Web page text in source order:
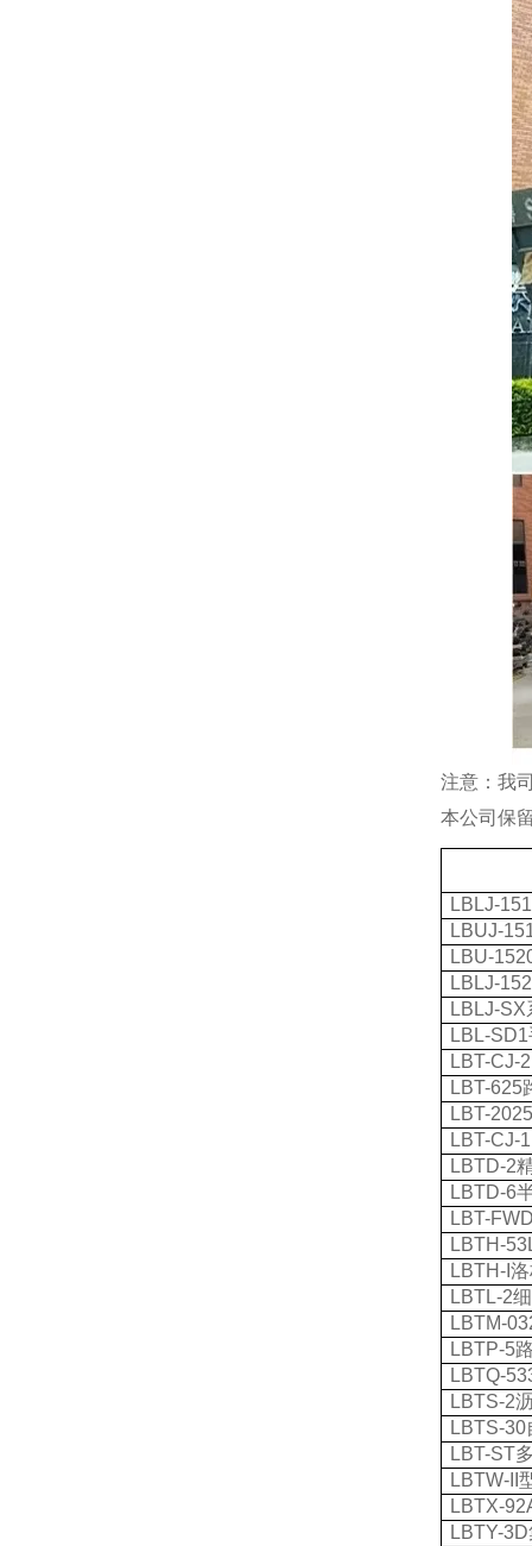
注意：我
本公司保
LBLJ-
LBUJ-
LBU-
LBLJ-
LBLJ-SX
LBL-SD1
LBT-CJ-
LBT-625
LBT-
LBT-CJ-
LBTD-2
LBTD-6
LBT-
LBTH-
LBTH-I
LBTL-2
LBTM-
LBTP-5
LBTQ-
LBTS-2
LBTS-30
LBT-ST
LBTW-II
LBTX-
LBTY-3D